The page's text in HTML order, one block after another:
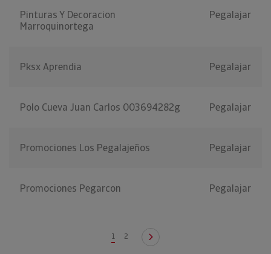
Pinturas Y Decoracion
Marroquinortega
Pegalajar
Pksx Aprendia Pegalajar
Polo Cueva Juan Carlos 003694282g Pegalajar
Promociones Los Pegalajeños Pegalajar
Promociones Pegarcon Pegalajar
1 2